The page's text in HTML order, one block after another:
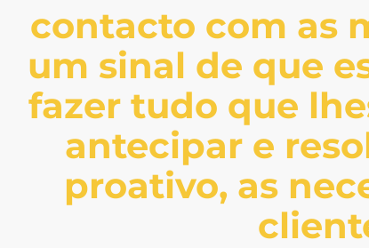
contacto com as
um sinal de que
fazer tudo que
antecipar e
proativo, as